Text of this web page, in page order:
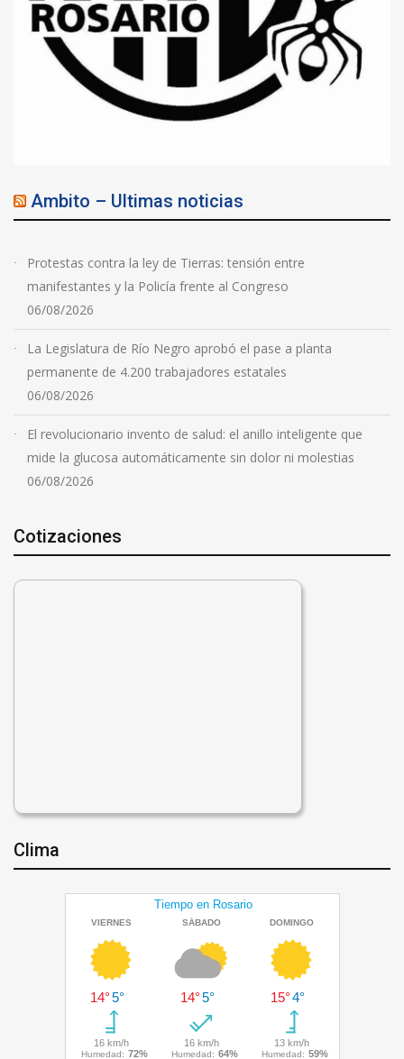
Ambito – Ultimas noticias
Protestas contra la ley de Tierras: tensión entre
manifestantes y la Policía frente al Congreso
06/08/2026
La Legislatura de Río Negro aprobó el pase a planta
permanente de 4.200 trabajadores estatales
06/08/2026
El revolucionario invento de salud: el anillo inteligente que
mide la glucosa automáticamente sin dolor ni molestias
06/08/2026
Cotizaciones
Clima